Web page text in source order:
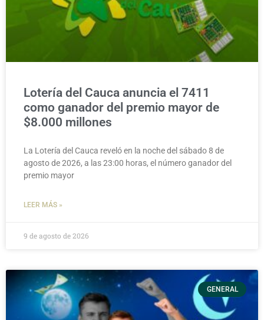
Lotería del Cauca anuncia el 7411
como ganador del premio mayor de
$8.000 millones
La Lotería del Cauca reveló en la noche del sábado 8 de
agosto de 2026, a las 23:00 horas, el número ganador del
premio mayor
LEER MÁS »
9 de agosto de 2026
GENERAL